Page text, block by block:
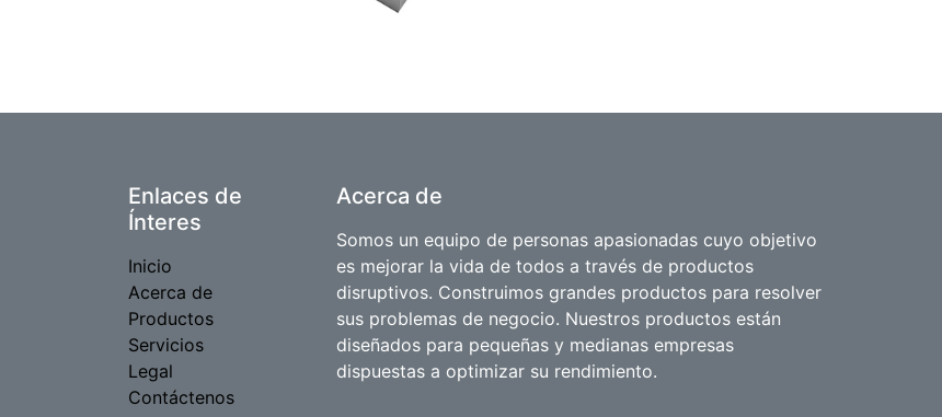
Enlaces de
Ínteres
Inicio
Acerca de
Productos
Servicios
Legal
Contáctenos
Acerca de
Somos un equipo de personas apasionadas cuyo objetivo
es mejorar la vida de todos a través de productos
disruptivos. Construimos grandes productos para resolver
sus problemas de negocio. Nuestros productos están
diseñados para pequeñas y medianas empresas
dispuestas a optimizar su rendimiento.